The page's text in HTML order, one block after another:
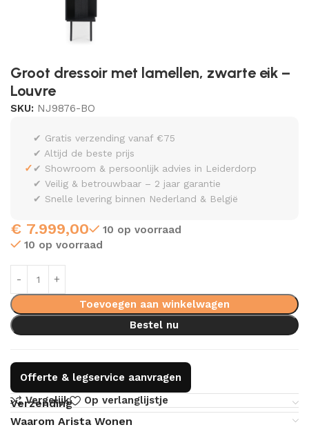
Groot dressoir met lamellen, zwarte eik –
Louvre
SKU: NJ9876-BO
✓
✔ Gratis verzending vanaf €75
✔ Altijd de beste prijs
✔ Showroom & persoonlijk advies in Leiderdorp
✔ Veilig & betrouwbaar – 2 jaar garantie
✔ Snelle levering binnen Nederland & België
€ 7.999,00
10 op voorraad
10 op voorraad
Toevoegen aan winkelwagen
Bestel nu
Offerte & legservice aanvragen
Vergelijk
Op verlanglijstje
Verzending
Waarom Arista Wonen